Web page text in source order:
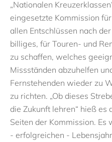
„Nationalen
eingesetzte Kommission
allen Entschlüssen nach
billiges, für Touren- und
zu schaffen, welches
Missständen abzuhelfen
Fernstehenden wieder zu
zu richten. „Ob dieses
die Zukunft lehren“ hieß es
Seiten der Kommission. Es
- erfolgreichen -